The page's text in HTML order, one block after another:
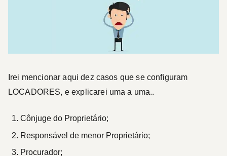
Irei mencionar aqui dez casos que se configuram
LOCADORES, e explicarei uma a uma..
Cônjuge do Proprietário;
Responsável de menor Proprietário;
Procurador;